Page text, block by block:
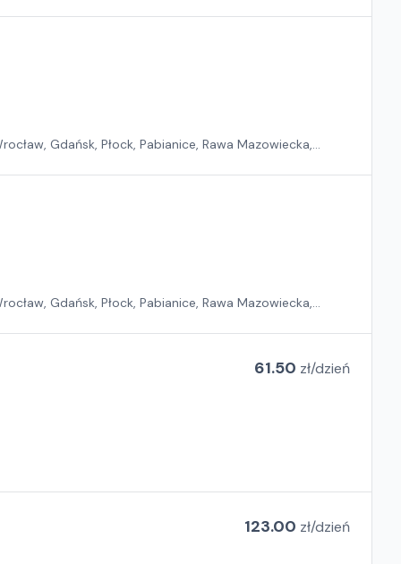
Gdańsk, Płock, Pabianice, Rawa Mazowiecka,
Gdańsk, Płock, Pabianice, Rawa Mazowiecka,
61.50 zł/dzień
123.00 zł/dzień